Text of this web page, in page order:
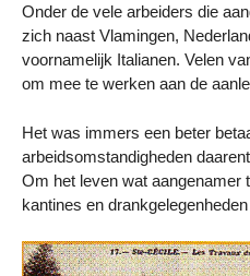
Onder de vele arbeiders die
zich naast Vlamingen,
voornamelijk Italianen. Velen
om mee te werken aan de
Het was immers een beter
arbeidsomstandigheden
Om het leven wat aangenamer
kantines en